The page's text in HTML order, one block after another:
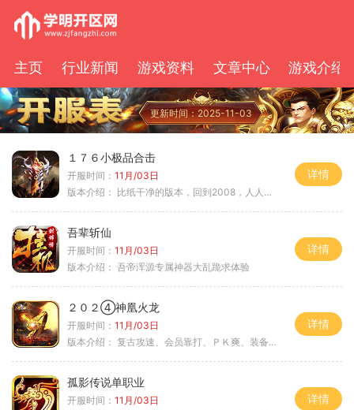
主页 行业新闻 游戏资料 文章中心 游戏介绍
更新时间：2025-11-03
１７６小极品合击
开服时间： 11月/03日
版本介绍： 比纸干净的版本，回到2008，人人平等
详情
吾辈斩仙
开服时间： 11月/03日
版本介绍： 吾帝浑源专属神器大乱跪求体验
详情
２０２④神凰火龙
开服时间： 11月/03日
版本介绍： 复古攻速、会员靠打、ＰＫ爽、装备全爆
详情
孤影传说单职业
开服时间： 11月/03日
详情